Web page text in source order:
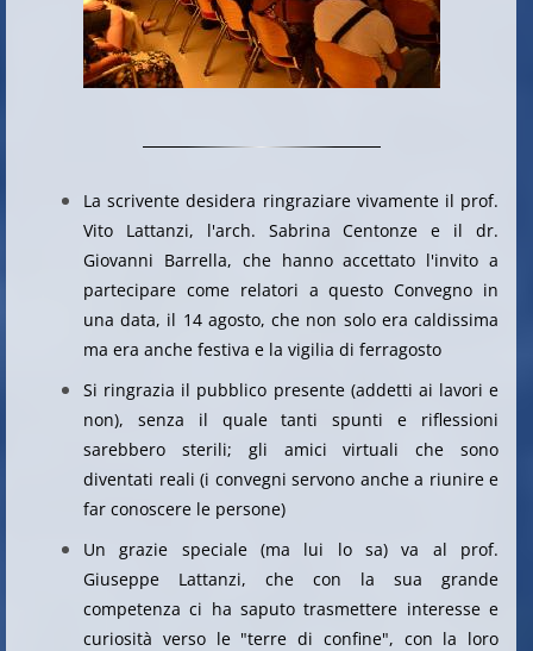
La scrivente desidera ringraziare vivamente il prof.
Vito Lattanzi, l'arch. Sabrina Centonze e il dr.
Giovanni Barrella, che hanno accettato l'invito a
partecipare come relatori a questo Convegno in
una data, il 14 agosto, che non solo era caldissima
ma era anche festiva e la vigilia di ferragosto
Si ringrazia il pubblico presente (addetti ai lavori e
non), senza il quale tanti spunti e riflessioni
sarebbero sterili; gli amici virtuali che sono
diventati reali (i convegni servono anche a riunire e
far conoscere le persone)
Un grazie speciale (ma lui lo sa) va al prof.
Giuseppe Lattanzi, che con la sua grande
competenza ci ha saputo trasmettere interesse e
curiosità verso le "terre di confine", con la loro